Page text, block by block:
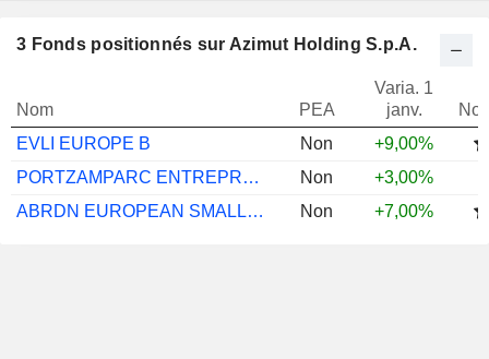
3 Fonds positionnés sur Azimut Holding S.p.A.
Nom PEA
Varia. 1
janv.
EVLI EUROPE B
Non
+9,00%
PORTZAMPARC ENTREPRENEURS ISR C
Non
+3,00%
ABRDN EUROPEAN SMALLER COMP D ACC EUR
Non +7,00%